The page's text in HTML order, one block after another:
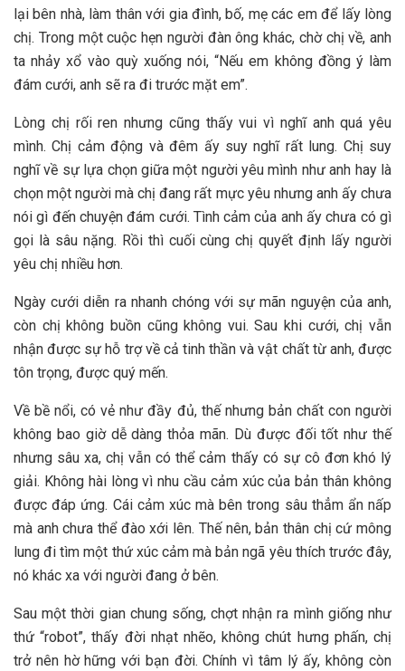
lại bên nhà, làm thân với gia đình, bố, mẹ các em để lấy lòng
chị. Trong một cuộc hẹn người đàn ông khác, chờ chị về, anh
ta nhảy xổ vào quỳ xuống nói, “Nếu em không đồng ý làm
đám cưới, anh sẽ ra đi trước mặt em”.
Lòng chị rối ren nhưng cũng thấy vui vì nghĩ anh quá yêu
mình. Chị cảm động và đêm ấy suy nghĩ rất lung. Chị suy
nghĩ về sự lựa chọn giữa một người yêu mình như anh hay là
chọn một người mà chị đang rất mực yêu nhưng anh ấy chưa
nói gì đến chuyện đám cưới. Tình cảm của anh ấy chưa có gì
gọi là sâu nặng. Rồi thì cuối cùng chị quyết định lấy người
yêu chị nhiều hơn.
Ngày cưới diễn ra nhanh chóng với sự mãn nguyện của anh,
còn chị không buồn cũng không vui. Sau khi cưới, chị vẫn
nhận được sự hỗ trợ về cả tinh thần và vật chất từ anh, được
tôn trọng, được quý mến.
Về bề nổi, có vẻ như đầy đủ, thế nhưng bản chất con người
không bao giờ dễ dàng thỏa mãn. Dù được đối tốt như thế
nhưng sâu xa, chị vẫn có thể cảm thấy có sự cô đơn khó lý
giải. Không hài lòng vì nhu cầu cảm xúc của bản thân không
được đáp ứng. Cái cảm xúc mà bên trong sâu thẳm ẩn nấp
mà anh chưa thể đào xới lên. Thế nên, bản thân chị cứ mông
lung đi tìm một thứ xúc cảm mà bản ngã yêu thích trước đây,
nó khác xa với người đang ở bên.
Sau một thời gian chung sống, chợt nhận ra mình giống như
thứ “robot”, thấy đời nhạt nhẽo, không chút hưng phấn, chị
trở nên hờ hững với bạn đời. Chính vì tâm lý ấy, không còn